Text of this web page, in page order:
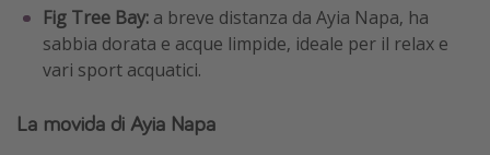
Fig Tree Bay: a breve distanza da Ayia Napa, ha
sabbia dorata e acque limpide, ideale per il relax e
vari sport acquatici.
La movida di Ayia Napa